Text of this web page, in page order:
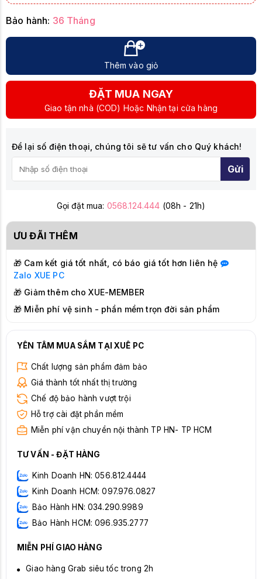
Bảo hành: 36 Tháng
Thêm vào giỏ
ĐẶT MUA NGAY
Giao tận nhà (COD) Hoặc Nhận tại cửa hàng
Để lại số điện thoại, chúng tôi sẽ tư vấn cho Quý khách!
Gửi
Gọi đặt mua: 0568.124.444 (08h - 21h)
ƯU ĐÃI THÊM
🎁 Cam kết giá tốt nhất, có báo giá tốt hơn liên hệ
Zalo XUE PC
🎁 Giảm thêm cho XUE-MEMBER
🎁 Miễn phí vệ sinh - phần mềm trọn đời sản phẩm
YÊN TÂM MUA SẮM TẠI XUÊ PC
Chất lượng sản phẩm đảm bảo
Giá thành tốt nhất thị trường
Chế độ bảo hành vượt trội
Hỗ trợ cài đặt phần mềm
Miễn phí vận chuyển nội thành TP HN- TP HCM
TƯ VẤN - ĐẶT HÀNG
Kinh Doanh HN: 056.812.4444
Kinh Doanh HCM: 097.976.0827
Bảo Hành HN: 034.290.9989
Bảo Hành HCM: 096.935.2777
MIỄN PHÍ GIAO HÀNG
Giao hàng Grab siêu tốc trong 2h